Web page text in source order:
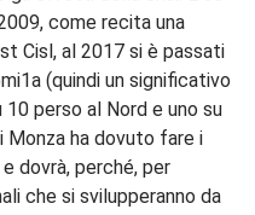
come recita una
Cisl, al 2017 si è passati
(quindi un significativo
perso al Nord e uno su
Monza ha dovuto fare i
dovrà, perché, per
che si svilupperanno da